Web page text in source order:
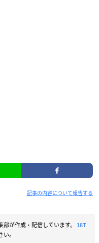
記事の内容について報告する
部が作成・配信しています。 18T
。